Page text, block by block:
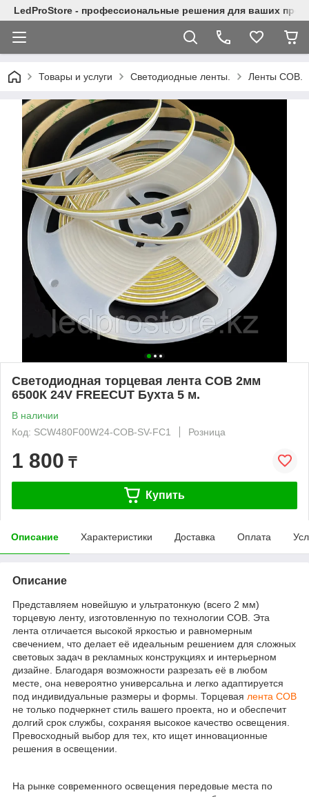
LedProStore - профессиональные решения для ваших
Товары и услуги Светодиодные ленты. Ленты COB.
Светодиодная торцевая лента COB 2мм
6500К 24V FREECUT Бухта 5 м.
В наличии
Код: SCW480F00W24-COB-SV-FC1
Розница
1 800 ₸
Купить
Описание Характеристики Доставка Оплата
Описание
Представляем новейшую и ультратонкую (всего 2 мм)
торцевую ленту, изготовленную по технологии COB. Эта
лента отличается высокой яркостью и равномерным
свечением, что делает её идеальным решением для сложных
световых задач в рекламных конструкциях и интерьерном
дизайне. Благодаря возможности разрезать её в любом
месте, она невероятно универсальна и легко адаптируется
под индивидуальные размеры и формы. Торцевая лента COB
не только подчеркнет стиль вашего проекта, но и обеспечит
долгий срок службы, сохраняя высокое качество освещения.
Превосходный выбор для тех, кто ищет инновационные
решения в освещении.
На рынке современного освещения передовые места по